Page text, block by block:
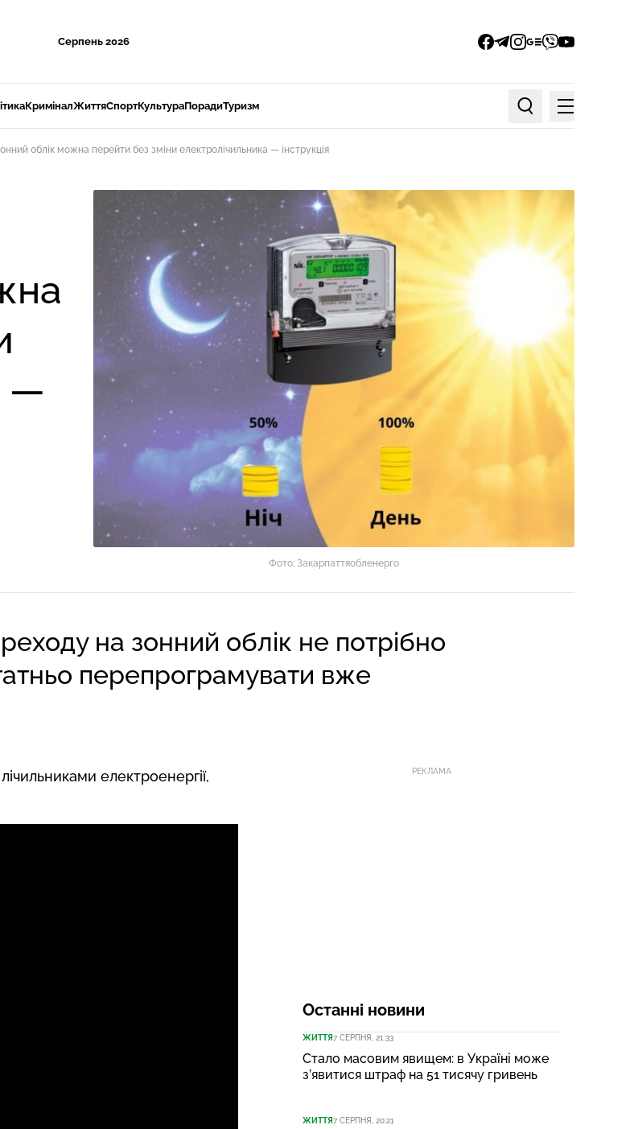
Серпень 2026
facebook
telegram
instagram
google_news
viberyoutube
КриміналЖиттяСпортКультураПорадиТуризм
Пошук по статтях
Меню
облік можна перейти без зміни електролічильника — інструкція
—
Фото: Закарпаттяобленерго
на зонний облік не потрібно
перепрограмувати вже
електроенергії,
РЕКЛАМА
Останні новини
ЖИТТЯ7 СЕРПНЯ, 21:33
Стало масовим явищем: в Україні може
з’явитися штраф на 51 тисячу гривень
ЖИТТЯ7 СЕРПНЯ, 20:21